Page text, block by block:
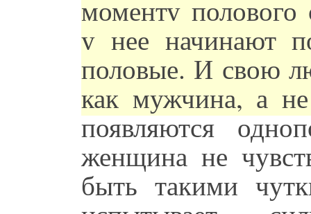
моменту полового
у нее начинают
половые. И свою
как мужчина, а
появляются
женщина не
быть такими